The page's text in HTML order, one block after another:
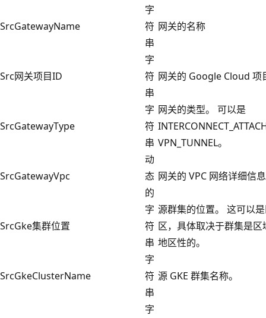
SrcGatewayName
字
符
串
网关的名称
Src网关项目ID
字
符
串
网关的 Google Cloud 项
SrcGatewayType
字
符
串
网关的类型。 可以是
VPN_TUNNEL。
SrcGatewayVpc
动
态
的
网关的 VPC 网络详细信息
SrcGke集群位置
字
符
串
源群集的位置。 这可以
区，具体取决于群集是区
地区性的。
SrcGkeClusterName
字
符
串
源 GKE 群集名称。
字